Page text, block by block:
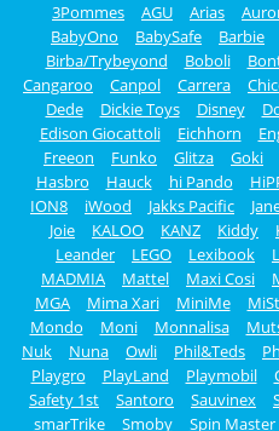
3Pommes AGU Arias
BabyOno
BabySafe Barbie
Birba/Trybeyond
Boboli
Cangaroo
Canpol Carrera
Dede
Dickie Toys Disney
Edison Giocattoli
Eichhorn
Freeon
Funko Glitza Goki
Hasbro
Hauck hi Pando
ION8
iWood Jakks Pacific
Joie
KALOO KANZ Kiddy
Leander
LEGO Lexibook
MADMIA
Mattel Maxi Cosi
MGA
Mima Xari MiniMe
Mondo
Moni Monnalisa
Nuk
Nuna Owli Phil&Teds
Playgro
PlayLand Playmobil
Safety 1st
Santoro Sauvinex
smarTrike
Smoby Spin Master